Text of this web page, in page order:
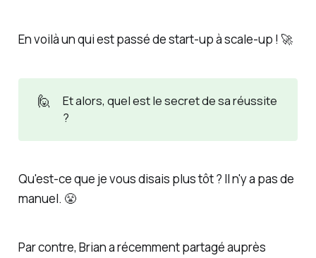
En voilà un qui est passé de start-up à scale-up ! 🚀
🙋
Et alors, quel est le secret de sa réussite
?
Qu'est-ce que je vous disais plus tôt ? Il n'y a pasde
manuel. 😤
Par contre, Brian a récemment partagé auprès